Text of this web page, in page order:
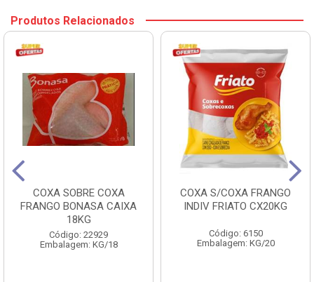
Produtos Relacionados
COXA SOBRE COXA
FRANGO BONASA CAIXA
18KG
Código: 22929
Embalagem: KG/18
COXA S/COXA FRANGO
INDIV FRIATO CX20KG
Código: 6150
Embalagem: KG/20